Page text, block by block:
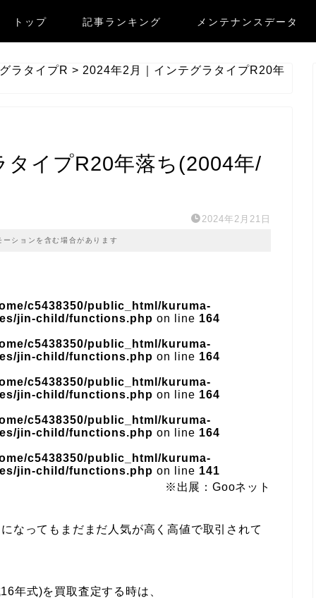
トップ 記事ランキング メンテナンスデータ
ラタイプR > 2024年2月｜インテグラタイプR20年
イプR20年落ち(2004年/
2024年2月21日
ーションを含む場合があります
c5438350/public_html/kuruma-
jin-child/functions.php on line 164
c5438350/public_html/kuruma-
jin-child/functions.php on line 164
c5438350/public_html/kuruma-
jin-child/functions.php on line 164
c5438350/public_html/kuruma-
jin-child/functions.php on line 164
c5438350/public_html/kuruma-
jin-child/functions.php on line 141
※出展：Gooネット
なってもまだまだ人気が高く高値で取引されて
年式)を買取査定する時は、